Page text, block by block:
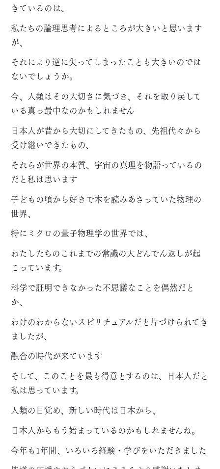
きているのは、
私たちの論理思考によるところが大きいと思います
が、
それにより逆に失ってしまったことも大きいのでは
ないでしょうか。
今、人類はその大切さに気づき、それを取り戻して
いる真っ最中なのかもしれません
日本人が昔から大切にしてきたもの、先祖代々から
受け継いできたもの、
それらが世界の本質、宇宙の真理を物語っているの
だと私は思います
子どもの頃から好きで本を読みあさっていた物理の
世界、
特にミクロの量子物理学の世界では、
わたしたちのこれまでの常識の大どんでん返しが起
こっています。
科学で証明できなかった不思議なことを偶然だと
か、
わけのわからないスピリチュアルだと片づけられてき
ましたが、
融合の時代が来ています
そして、このことを最も得意とするのは、日本人だと
私は思っています。
人類の目覚め、新しい時代は日本から、
日本人からもう始まっているのかもしれませんね。
今年も1年間、いろいろ経験・学びをいただきました